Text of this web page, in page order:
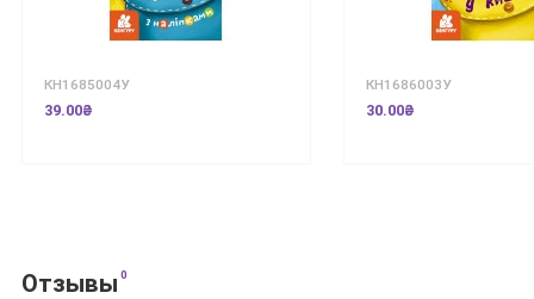
КН1685004У
39.00₴
КН1686003У
30.00₴
Отзывы 0